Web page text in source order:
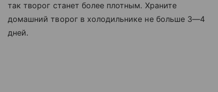
так творог станет более плотным. Храните
домашний творог в холодильнике не больше 3—4
дней.